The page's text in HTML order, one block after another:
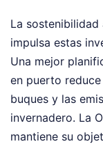
La
impulsa estas
Una mejor
en puerto
buques y las
invernadero. La
mantiene su